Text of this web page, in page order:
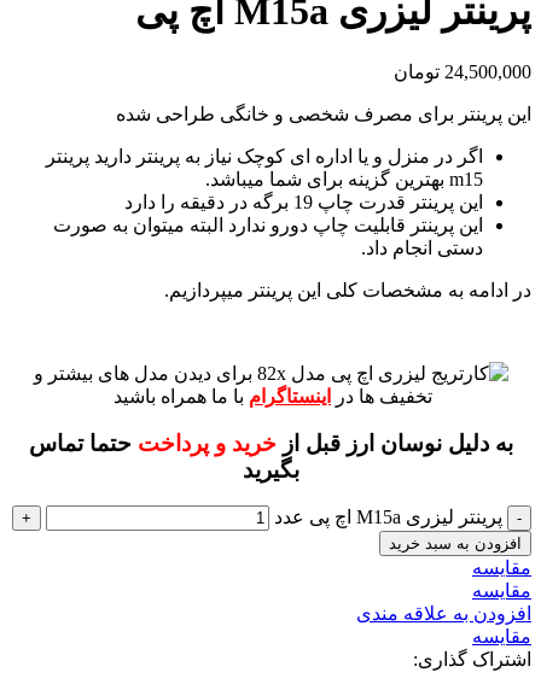
پرینتر لیزری M15a اچ پی
24,500,000 تومان
این پرینتر برای مصرف شخصی و خانگی طراحی شده
اگر در منزل و یا اداره ای کوچک نیاز به پرینتر دارید پرینتر
m15 بهترین گزینه برای شما میباشد.
این پرینتر قدرت چاپ 19 برگه در دقیقه را دارد
این پرینتر قابلیت چاپ دورو ندارد البته میتوان به صورت
دستی انجام داد.
در ادامه به مشخصات کلی این پرینتر میپردازیم.
برای دیدن مدل های بیشتر و
تخفیف ها در
اینستاگرام با ما همراه باشید
به دلیل نوسان ارز قبل از خرید و پرداختحتما تماس
بگیرید
پرینتر لیزری M15a اچ پی عدد
افزودن به سبد خرید
مقايسه
مقایسه
افزودن به علاقه مندی
مقایسه
اشتراک گذاری: